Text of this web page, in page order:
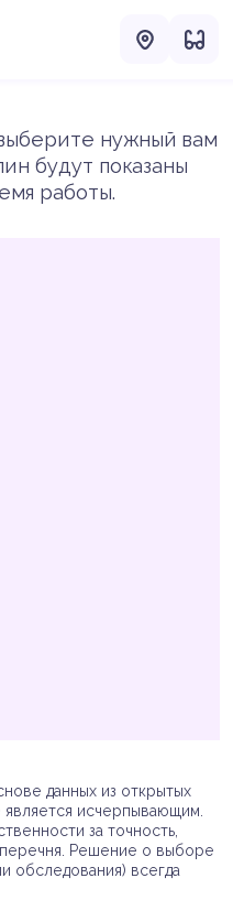
нужный вам
будут показаны
работы.
данных из открытых
исчерпывающим.
за точность,
перечня. Решение о выборе
обследования) всегда